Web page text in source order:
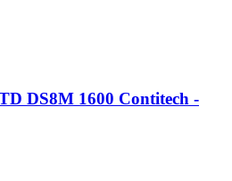
DS8M 1600 Contitech -